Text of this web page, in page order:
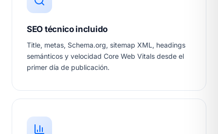
SEO técnico incluido
Title, metas, Schema.org, sitemap XML, headings
semánticos y velocidad Core Web Vitals desde el
primer día de publicación.